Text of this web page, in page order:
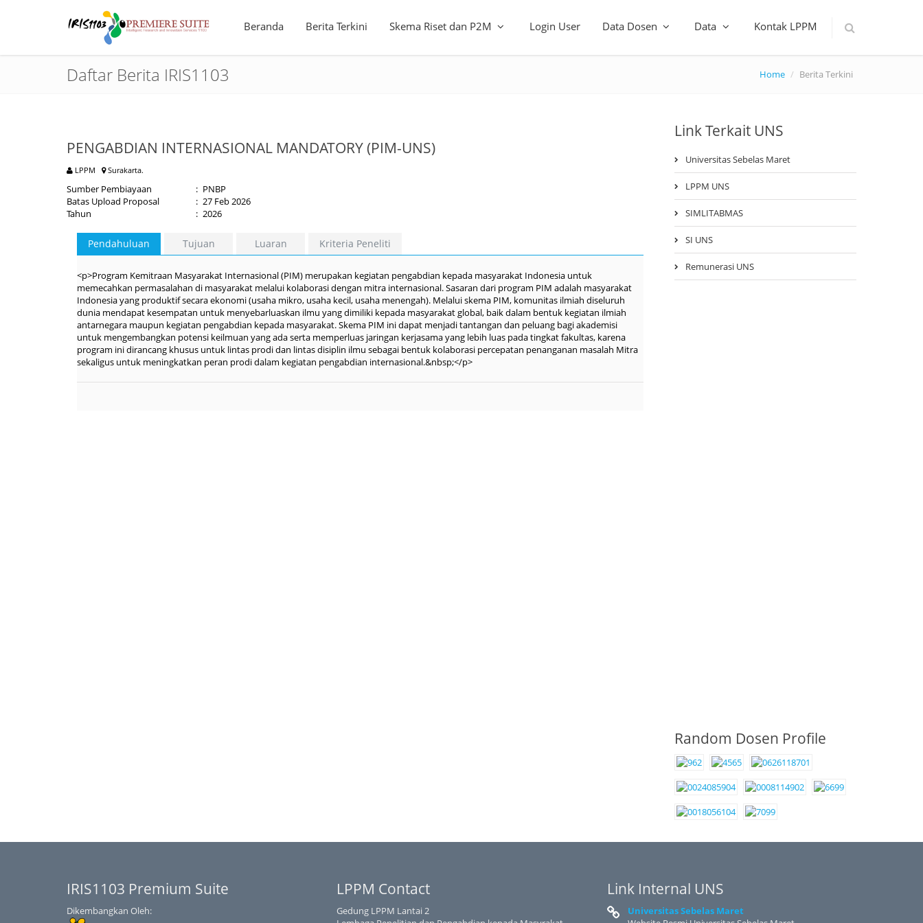
Beranda Berita Terkini Skema Riset dan P2M Login User Data Dosen Data Kontak LPPM
Daftar Berita IRIS1103 Home Berita Terkini
PENGABDIAN INTERNASIONAL MANDATORY (PIM-UNS)
LPPM Surakarta.
Sumber Pembiayaan : PNBP
Batas Upload Proposal
: 27 Feb 2026
Tahun
: 2026
Pendahuluan Tujuan Luaran Kriteria Peneliti
<p>Program Kemitraan Masyarakat Internasional (PIM) merupakan kegiatan pengabdian kepada masyarakat Indonesia untuk
memecahkan permasalahan di masyarakat melalui kolaborasi dengan mitra internasional. Sasaran dari program PIM adalah masyarakat
Indonesia yang produktif secara ekonomi (usaha mikro, usaha kecil, usaha menengah). Melalui skema PIM, komunitas ilmiah diseluruh
dunia mendapat kesempatan untuk menyebarluaskan ilmu yang dimiliki kepada masyarakat global, baik dalam bentuk kegiatan ilmiah
antarnegara maupun kegiatan pengabdian kepada masyarakat. Skema PIM ini dapat menjadi tantangan dan peluang bagi akademisi
untuk mengembangkan potensi keilmuan yang ada serta memperluas jaringan kerjasama yang lebih luas pada tingkat fakultas, karena
program ini dirancang khusus untuk lintas prodi dan lintas disiplin ilmu sebagai bentuk kolaborasi percepatan penanganan masalah Mitra
sekaligus untuk meningkatkan peran prodi dalam kegiatan pengabdian internasional.&nbsp;</p>
Link Terkait UNS
Universitas Sebelas Maret
LPPM UNS
SIMLITABMAS
SI UNS
Remunerasi UNS
Random Dosen Profile
IRIS1103 Premium Suite
Dikembangkan Oleh:
LPPM Contact
Gedung LPPM Lantai 2
Link Internal UNS
Universitas Sebelas Maret